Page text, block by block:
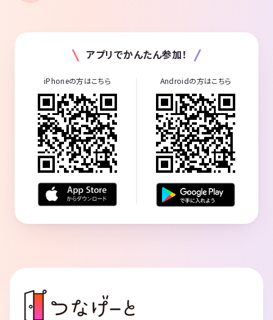
アプリでかんたん参加！
iPhoneの方はこちら Androidの方はこちら